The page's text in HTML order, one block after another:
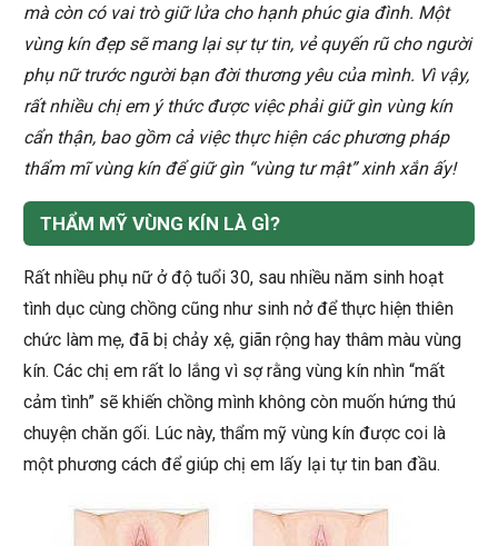
mà còn có vai trò giữ lửa cho hạnh phúc gia đình. Một
vùng kín đẹp sẽ mang lại sự tự tin, vẻ quyến rũ cho người
phụ nữ trước người bạn đời thương yêu của mình. Vì vậy,
rất nhiều chị em ý thức được việc phải giữ gìn vùng kín
cẩn thận, bao gồm cả việc thực hiện các phương pháp
thẩm mĩ vùng kín để giữ gìn “vùng tư mật” xinh xắn ấy!
THẨM MỸ VÙNG KÍN LÀ GÌ?
Rất nhiều phụ nữ ở độ tuổi 30, sau nhiều năm sinh hoạt
tình dục cùng chồng cũng như sinh nở để thực hiện thiên
chức làm mẹ, đã bị chảy xệ, giãn rộng hay thâm màu vùng
kín. Các chị em rất lo lắng vì sợ rằng vùng kín nhìn “mất
cảm tình” sẽ khiến chồng mình không còn muốn hứng thú
chuyện chăn gối. Lúc này, thẩm mỹ vùng kín được coi là
một phương cách để giúp chị em lấy lại tự tin ban đầu.